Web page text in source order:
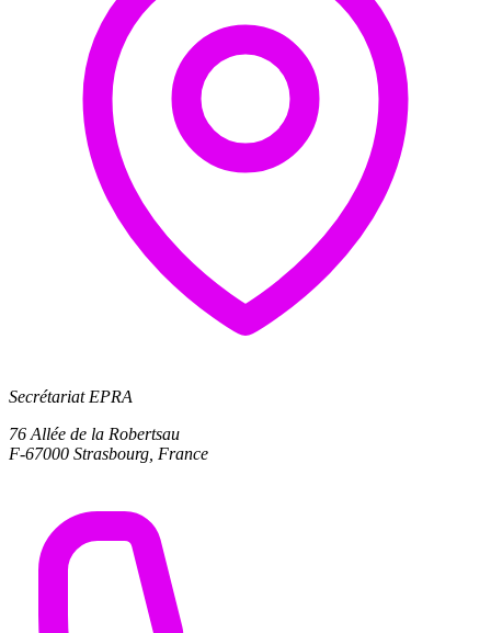
Secrétariat EPRA
76 Allée de la Robertsau
F-67000 Strasbourg, France